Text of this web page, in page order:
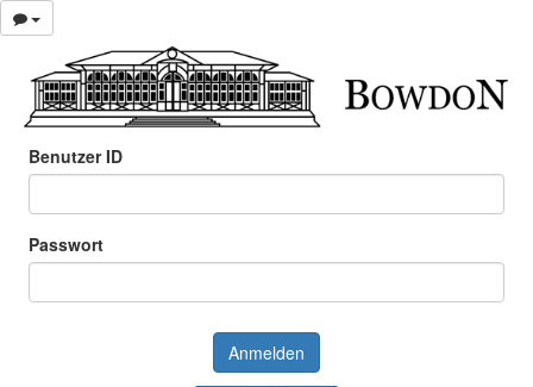
Benutzer ID
Passwort